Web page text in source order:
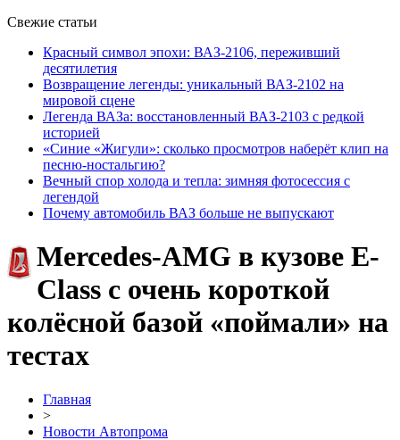
Свежие статьи
Красный символ эпохи: ВАЗ-2106, переживший
десятилетия
Возвращение легенды: уникальный ВАЗ-2102 на
мировой сцене
Легенда ВАЗа: восстановленный ВАЗ-2103 с редкой
историей
«Синие «Жигули»: сколько просмотров наберёт клип на
песню-ностальгию?
Вечный спор холода и тепла: зимняя фотосессия с
легендой
Почему автомобиль ВАЗ больше не выпускают
Mercedes-AMG в кузове E-
Class с очень короткой
колёсной базой «поймали» на
тестах
Главная
>
Новости Автопрома